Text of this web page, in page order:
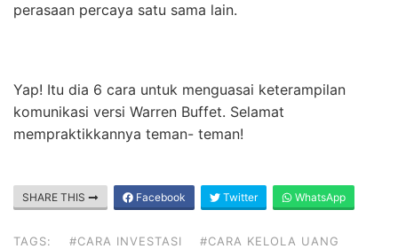
perasaan percaya satu sama lain.
Yap! Itu dia 6 cara untuk menguasai keterampilan
komunikasi versi Warren Buffet. Selamat
mempraktikkannya teman- teman!
SHARE THIS Facebook Twitter WhatsApp
TAGS: #CARA INVESTASI
#CARA KELOLA UANG